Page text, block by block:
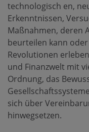
technologisch en,
Erkenntnissen,
Maßnahmen, deren
beurteilen kann
Revolutionen
und Finanzwelt mit
Ordnung, das
sich über
hinwegsetzen.